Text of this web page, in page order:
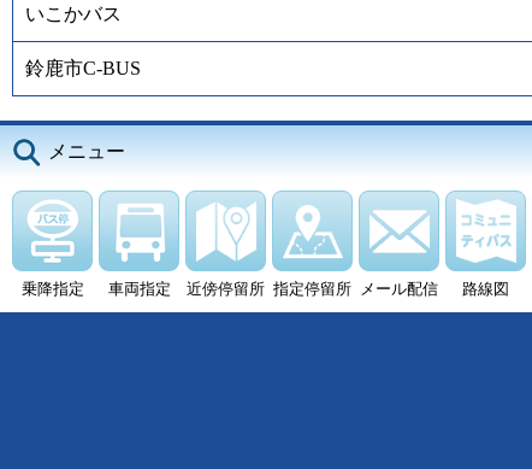
いこかバス
鈴鹿市C-BUS
メニュー
乗降指定 車両指定 近傍停留所 指定停留所 メール配信 路線図